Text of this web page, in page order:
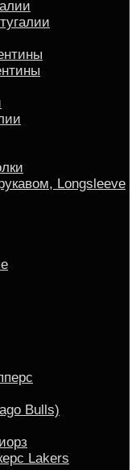
Longsleeve
Bulls)
Lakers